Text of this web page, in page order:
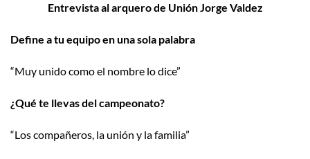
Entrevista al arquero de Unión Jorge Valdez
Define a tu equipo en una sola palabra
“Muy unido como el nombre lo dice”
¿Qué te llevas del campeonato?
“Los compañeros, la unión y la familia”